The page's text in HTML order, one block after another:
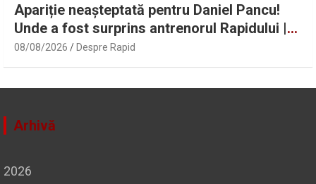
Apariție neașteptată pentru Daniel Pancu!
Unde a fost surprins antrenorul Rapidului |
Sport.ro
08/08/2026 Despre Rapid
Arhivă
2026